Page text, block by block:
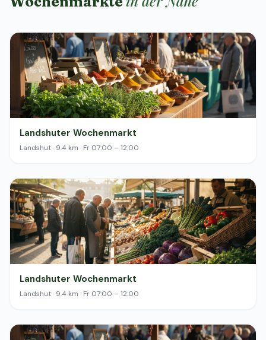
Landshuter Wochenmarkt
Landshut · 9.4 km · Fr 07:00 – 12:00
Landshuter Wochenmarkt
Landshut · 9.4 km · Fr 07:00 – 12:00